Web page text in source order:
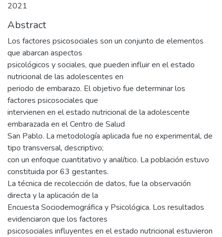
2021
Abstract
Los factores psicosociales son un conjunto de elementos
que abarcan aspectos
psicológicos y sociales, que pueden influir en el estado
nutricional de las adolescentes en
periodo de embarazo. El objetivo fue determinar los
factores psicosociales que
intervienen en el estado nutricional de la adolescente
embarazada en el Centro de Salud
San Pablo. La metodología aplicada fue no experimental, de
tipo transversal, descriptivo;
con un enfoque cuantitativo y analítico. La población estuvo
constituida por 63 gestantes.
La técnica de recolección de datos, fue la observación
directa y la aplicación de la
Encuesta Sociodemográfica y Psicológica. Los resultados
evidenciaron que los factores
psicosociales influyentes en el estado nutricional estuvieron